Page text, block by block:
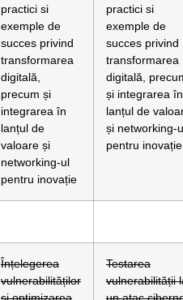
practici si
exemple de
succes privind
transformarea
digitală,
precum și
integrarea în
lanțul de
valoare și
networking-ul
pentru inovație
practici si
exemple de
succes privind
transformarea
digitală,
și integrarea în
lanțul de
și networking-
pentru inovație
Înțelegerea
vulnerabilităților
și optimizarea
Testarea
vulnerabilității
un atac